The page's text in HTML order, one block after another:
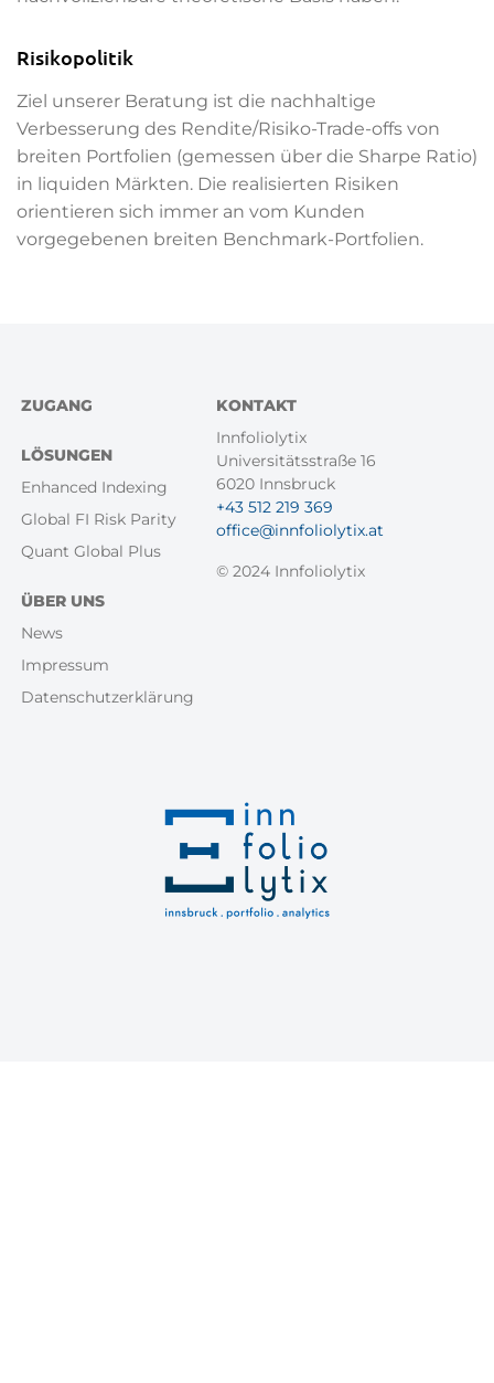
Risikopolitik
Ziel unserer Beratung ist die nachhaltige
Verbesserung des Rendite/Risiko-Trade-offs von
breiten Portfolien (gemessen über die Sharpe Ratio)
in liquiden Märkten. Die realisierten Risiken
orientieren sich immer an vom Kunden
vorgegebenen breiten Benchmark-Portfolien.
Footer
ZUGANG
LÖSUNGEN
Enhanced Indexing
Global FI Risk Parity
Quant Global Plus
ÜBER UNS
News
Impressum
Datenschutzerklärung
KONTAKT
Innfoliolytix
Universitätsstraße 16
6020 Innsbruck
+43 512 219 369
office@innfoliolytix.at
© 2024 Innfoliolytix